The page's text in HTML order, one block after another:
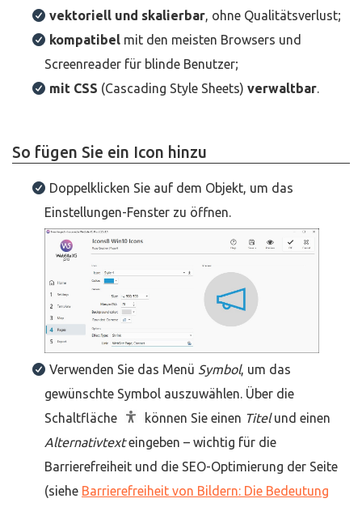
vektoriell und skalierbar, ohne Qualitätsverlust;
kompatibel mit den meisten Browsers und
Screenreader für blinde Benutzer;
mit CSS (Cascading Style Sheets) verwaltbar.
So fügen Sie ein Icon hinzu
Doppelklicken Sie auf dem Objekt, um das
Einstellungen-Fenster zu öffnen.
Verwenden Sie das Menü Symbol, um das
gewünschte Symbol auszuwählen. Über die
Schaltfläche
können Sie einen Titelund einen
Alternativtexteingeben – wichtig für die
Barrierefreiheit und die SEO-Optimierung der Seite
(siehe Barrierefreiheit von Bildern: Die Bedeutung